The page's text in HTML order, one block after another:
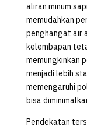
aliran minum
memudahkan
penghangat air
kelembapan
memungkinkan
menjadi lebih
memengaruhi
bisa
Pendekatan